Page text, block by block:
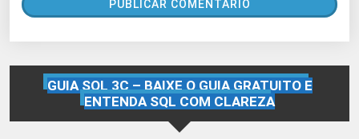
GUIA SQL 3C – BAIXE O GUIA GRATUITO E
ENTENDA SQL COM CLAREZA